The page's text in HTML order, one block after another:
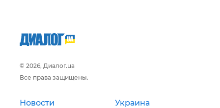
© 2026, Диалог.ua
Все права защищены.
Новости Украина